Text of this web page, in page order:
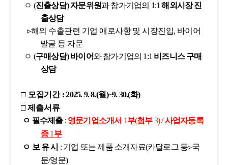
ㅇ (진출상담)자문위원과 참가기업의 1:1해외시장 진
출상담
▹해외 수출관련 기업 애로사항 및 시장진입, 바이어
발굴 등 자문
ㅇ (구매상담)바이어와 참가기업의 1:1 비즈니스 구매
상담
□ 모집기간 : 2025. 9. 8.(월)~9. 30.(화)
□제출서류
ㅇ 필수제출 : 영문기업소개서 1부(첨부3)/사업자등록
증1 부
ㅇ 보 유 시 : 기업 또는 제품 소개자료(카달로그 등▹국
문/영문)
수출원스톱센터 센터소개
공지사항 공지사항
My비즈니스